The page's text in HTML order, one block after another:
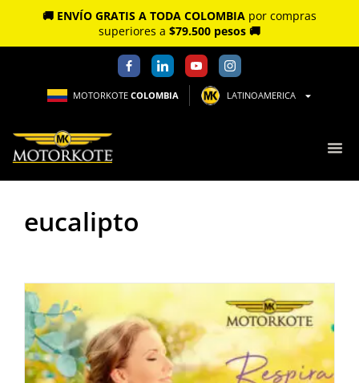
🚚 ENVÍO GRATIS A TODA COLOMBIA por compras
superiores a $79.500 pesos 🚚
MOTORKOTE COLOMBIA LATINOAMERICA
eucalipto